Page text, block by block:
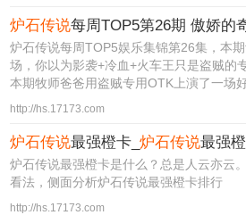
炉石传说每周TOP5第26期 傲娇的
炉石传说每周TOP5娱乐集锦第26集，本
场，你以为影袭+冷血+火车王只是盗贼的
本期牧师爸爸用盗‍贼专用OTK上演了一场
http://hs.17173.com
炉石传说最强橙卡_炉石传说最强
炉石传说最强橙卡是什么？总是人云亦云
看法，侧面分析炉石传说最强橙卡排行
http://hs.17173.com